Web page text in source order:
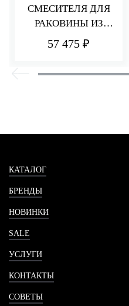
СМЕСИТЕЛЯ ДЛЯ
РАКОВИНЫ ИЗ
СТЕНЫ 220 ММ Q30
57 475 ₽
КАТАЛОГ
БРЕНДЫ
НОВИНКИ
SALE
УСЛУГИ
КОНТАКТЫ
СОВЕТЫ